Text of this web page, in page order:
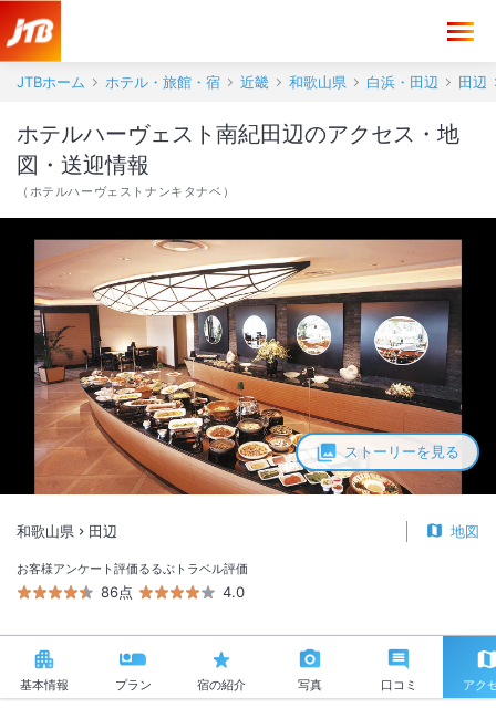
JTBホーム ホテル・旅館・宿 近畿 和歌山県 白浜・田辺 田辺
ストーリーを見る
ホテルハーヴェスト南紀田辺のアクセス・地
図・送迎情報
（ ホテルハーヴェストナンキタナベ ）
和歌山県 田辺 地図
お客様アンケート評価
86点
るるぶトラベル評価
4.0
基本情報 プラン 宿の紹介 写真 口コミ アク